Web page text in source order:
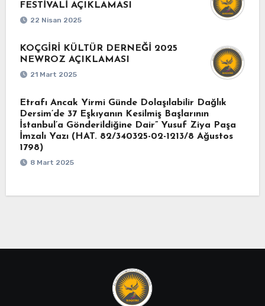
FESTİVALİ AÇIKLAMASI
22 Nisan 2025
KOÇGİRİ KÜLTÜR DERNEĞİ 2025
NEWROZ AÇIKLAMASI
21 Mart 2025
Etrafı Ancak Yirmi Günde Dolaşılabilir Dağlık
Dersim’de 37 Eşkıyanın Kesilmiş Başlarının
İstanbul’a Gönderildiğine Dair” Yusuf Ziya Paşa
İmzalı Yazı (HAT. 82/340325-02-1213/8 Ağustos
1798)
8 Mart 2025